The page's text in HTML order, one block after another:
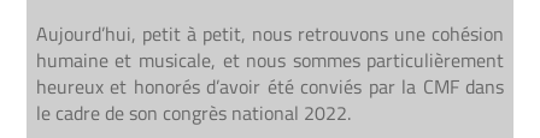
Aujourd’hui, petit à petit, nous retrouvons une cohésion
humaine et musicale, et nous sommes particulièrement
heureux et honorés d’avoir été conviés par la CMF dans
le cadre de son congrès national 2022.